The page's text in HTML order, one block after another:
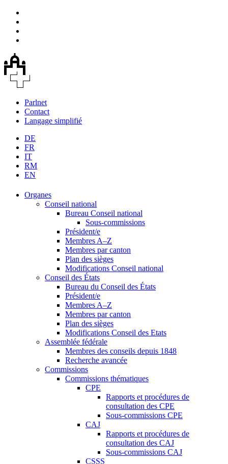
Parlnet
Contact
Langage simplifié
DE
FR
IT
RM
EN
Organes
Conseil national
Bureau Conseil national
Sous-commissions
Président/e
Membres A–Z
Membres par canton
Plan des sièges
Modifications Conseil national
Conseil des États
Bureau du Conseil des États
Président/e
Membres A–Z
Membres par canton
Plan des sièges
Modifications Conseil des Etats
Assemblée fédérale
Membres des conseils depuis 1848
Recherche avancée
Commissions
Commissions thématiques
CPE
Rapports et procédures de
consultation des CPE
Sous-commissions CPE
CAJ
Rapports et procédures de
consultation des CAJ
Sous-commissions CAJ
CSSS